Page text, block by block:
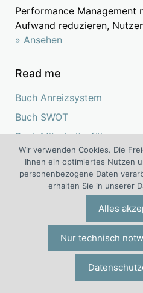
Performance Management
Aufwand reduzieren,
» Ansehen
Read me
Buch Anreizsystem
Buch SWOT
Buch Mitarbeiterführung
Buch Zielvereinbarung
Literatur Employer Branding
Buch Variables
Literatur Mitarbeiterbindung
Buch Vertriebsvergütung
Buch Fluktuation
Buch
Wir verwenden Cookies. Die
Ihnen ein optimiertes Nutzen
personenbezogene Daten
erhalten Sie in unserer
Alles
Nur technisch